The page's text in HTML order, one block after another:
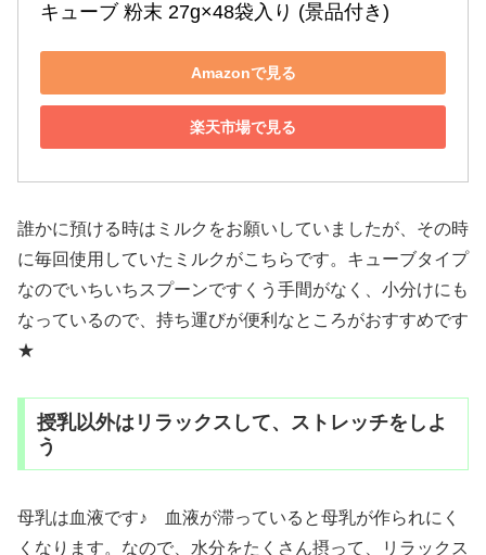
キューブ 粉末 27g×48袋入り (景品付き)
Amazonで見る
楽天市場で見る
誰かに預ける時はミルクをお願いしていましたが、その時
に毎回使用していたミルクがこちらです。キューブタイプ
なのでいちいちスプーンですくう手間がなく、小分けにも
なっているので、持ち運びが便利なところがおすすめです
★
授乳以外はリラックスして、ストレッチをしよ
う
母乳は血液です♪ 血液が滞っていると母乳が作られにく
くなります。なので、水分をたくさん摂って、リラックス